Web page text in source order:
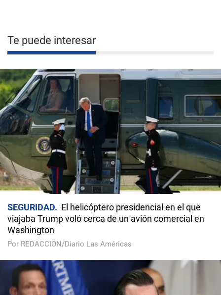
Te puede interesar
SEGURIDAD
El helicóptero presidencial en el que
viajaba Trump voló cerca de un avión comercial en
Washington
Por REDACCIÓN/Diario Las Américas